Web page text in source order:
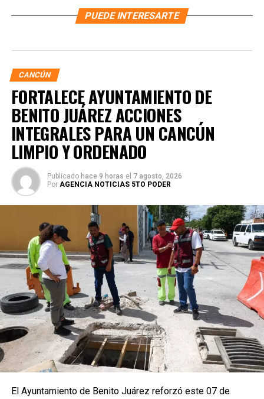
PUEDE INTERESARTE
CANCÚN
FORTALECE AYUNTAMIENTO DE
BENITO JUÁREZ ACCIONES
INTEGRALES PARA UN CANCÚN
LIMPIO Y ORDENADO
Publicado hace 9 horas el 7 agosto, 2026
Por AGENCIA NOTICIAS 5TO PODER
El Ayuntamiento de Benito Juárez reforzó este 07 de